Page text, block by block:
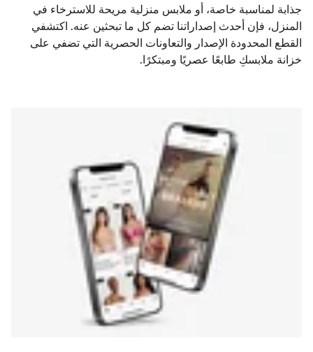
جذابة لمناسبة خاصة، أو ملابس منزلية مريحة للاسترخاء في
المنزل، فإن أحدث إصداراتنا تضم كل ما تبحثين عنه. اكتشفي
القطع المحدودة الإصدار والتعاونات الحصرية التي تضفي على
خزانة ملابسكِ طابعًا عصريًا ومبتكرًا.